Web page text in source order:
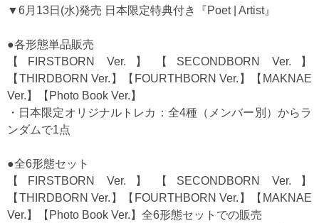
▼6月13日(水)発売 日本限定特典付き『Poet | Artist』
●各形態単品販売
【FIRSTBORN Ver.】【SECONDBORN Ver.】
【THIRDBORN Ver.】【FOURTHBORN Ver.】【MAKNAE
Ver.】【Photo Book Ver.】
・日本限定オリジナルトレカ：全4種（メンバー別）からラ
ンダムで1点
●全6形態セット
【FIRSTBORN Ver.】【SECONDBORN Ver.】
【THIRDBORN Ver.】【FOURTHBORN Ver.】【MAKNAE
Ver.】【Photo Book Ver.】全6形態セットでの販売